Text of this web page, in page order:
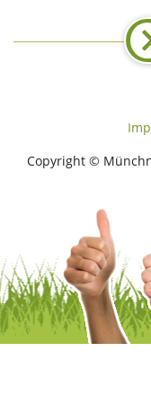
Copyright ©